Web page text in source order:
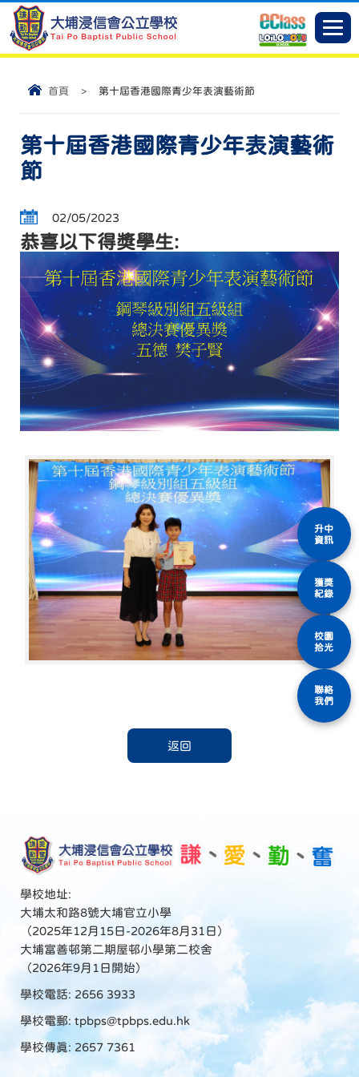
首頁 > 第十屆香港國際青少年表演藝術節
第十屆香港國際青少年表演藝術
節
02/05/2023
恭喜以下得獎學生:
返回
學校地址:
大埔太和路8號大埔官立小學
（2025年12月15日-2026年8月31日）
大埔富善邨第二期屋邨小學第二校舍
（2026年9月1日開始）
學校電話: 2656 3933
學校電郵: tpbps@tpbps.edu.hk
學校傳真: 2657 7361
升中
資訊
獲獎
紀錄
校園
拾光
聯絡
我們